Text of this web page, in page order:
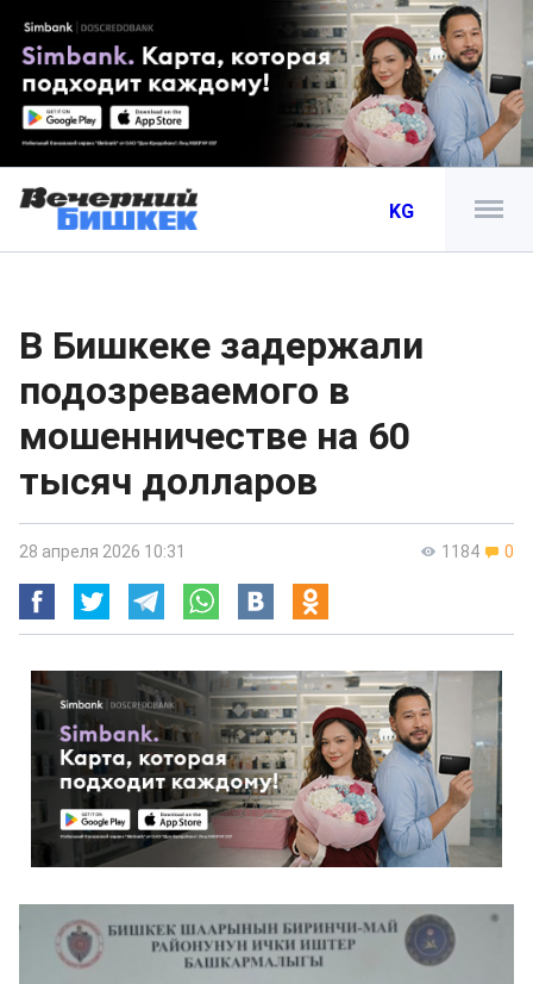
KG
В Бишкеке задержали
подозреваемого в
мошенничестве на 60
тысяч долларов
1184 0
28 апреля 2026 10:31